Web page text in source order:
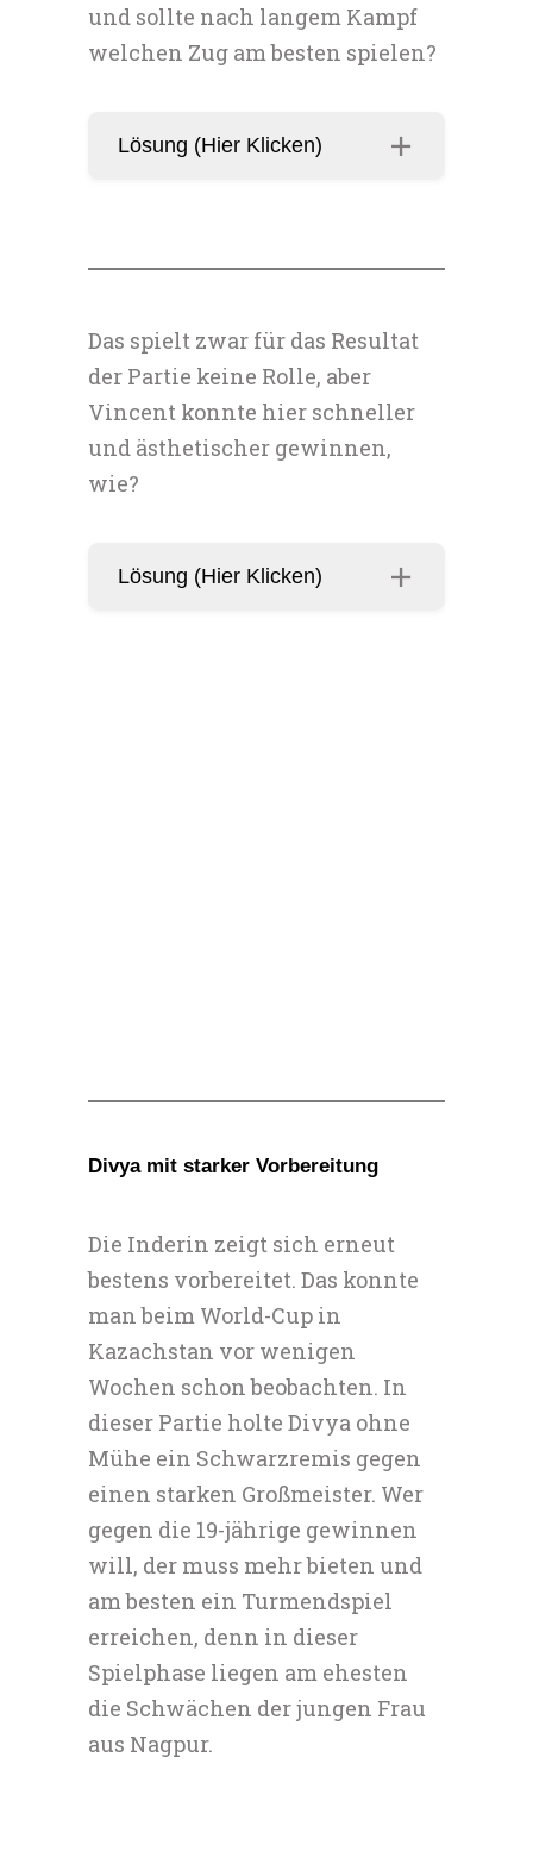
und sollte nach langem Kampf
welchen Zug am besten spielen?
Lösung (Hier Klicken)
Das spielt zwar für das Resultat
der Partie keine Rolle, aber
Vincent konnte hier schneller
und ästhetischer gewinnen,
wie?
Lösung (Hier Klicken)
Divya mit starker Vorbereitung
Die Inderin zeigt sich erneut
bestens vorbereitet. Das konnte
man beim World-Cup in
Kazachstan vor wenigen
Wochen schon beobachten. In
dieser Partie holte Divya ohne
Mühe ein Schwarzremis gegen
einen starken Großmeister. Wer
gegen die 19-jährige gewinnen
will, der muss mehr bieten und
am besten ein Turmendspiel
erreichen, denn in dieser
Spielphase liegen am ehesten
die Schwächen der jungen Frau
aus Nagpur.